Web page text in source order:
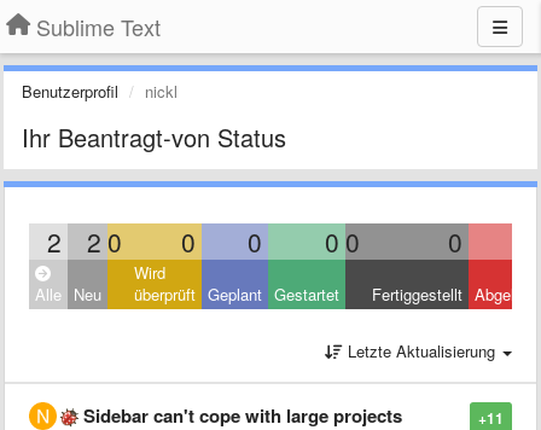
Sublime Text
Benutzerprofil nickl
Ihr Beantragt-von Status
2 2 0 0 0 0 0 0
Alle Neu
Wird
überprüft Geplant Gestartet Fertiggestellt
Letzte Aktualisierung
+11
Sidebar can't cope with large projects